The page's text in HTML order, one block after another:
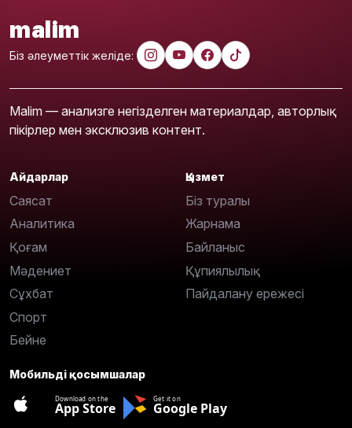
malim
Біз әлеуметтік желіде:
Malim — анализге негізделген материалдар, авторлық
пікірлер мен эксклюзив контент.
Айдарлар
Саясат
Аналитика
Қоғам
Мәдениет
Сұхбат
Спорт
Бейне
Қызмет
Біз туралы
Жарнама
Байланыс
Құпиялылық
Пайдалану ережесі
Мобильді қосымшалар
Download on the
App Store
Get it on
Google Play